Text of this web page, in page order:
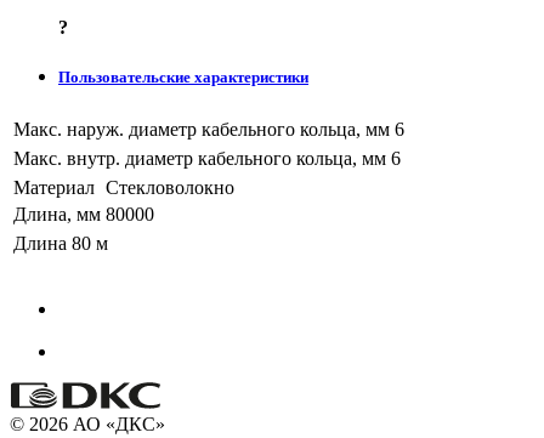
?
Пользовательские характеристики
Макс. наруж. диаметр кабельного кольца, мм 6
Макс. внутр. диаметр кабельного кольца, мм 6
Материал Стекловолокно
Длина, мм 80000
Длина 80 м
© 2026 АО «ДКС»